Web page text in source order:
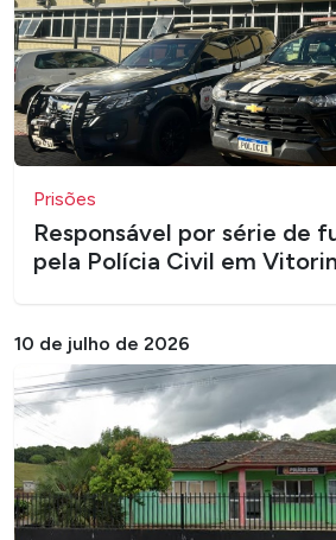
Prisões
Responsável por série de
pela Polícia Civil em
10 de julho de 2026